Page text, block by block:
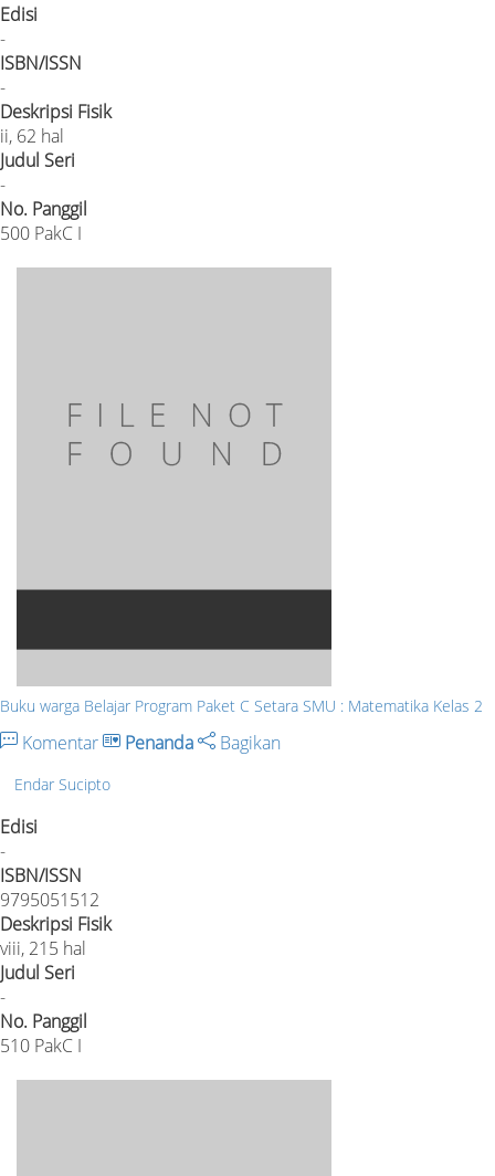
Edisi
-
ISBN/ISSN
-
Deskripsi Fisik
ii, 62 hal
Judul Seri
-
No. Panggil
500 PakC I
Buku warga Belajar Program Paket C Setara SMU : Matematika Kelas 2
Komentar Penanda Bagikan
Endar Sucipto
Edisi
-
ISBN/ISSN
9795051512
Deskripsi Fisik
viii, 215 hal
Judul Seri
-
No. Panggil
510 PakC I